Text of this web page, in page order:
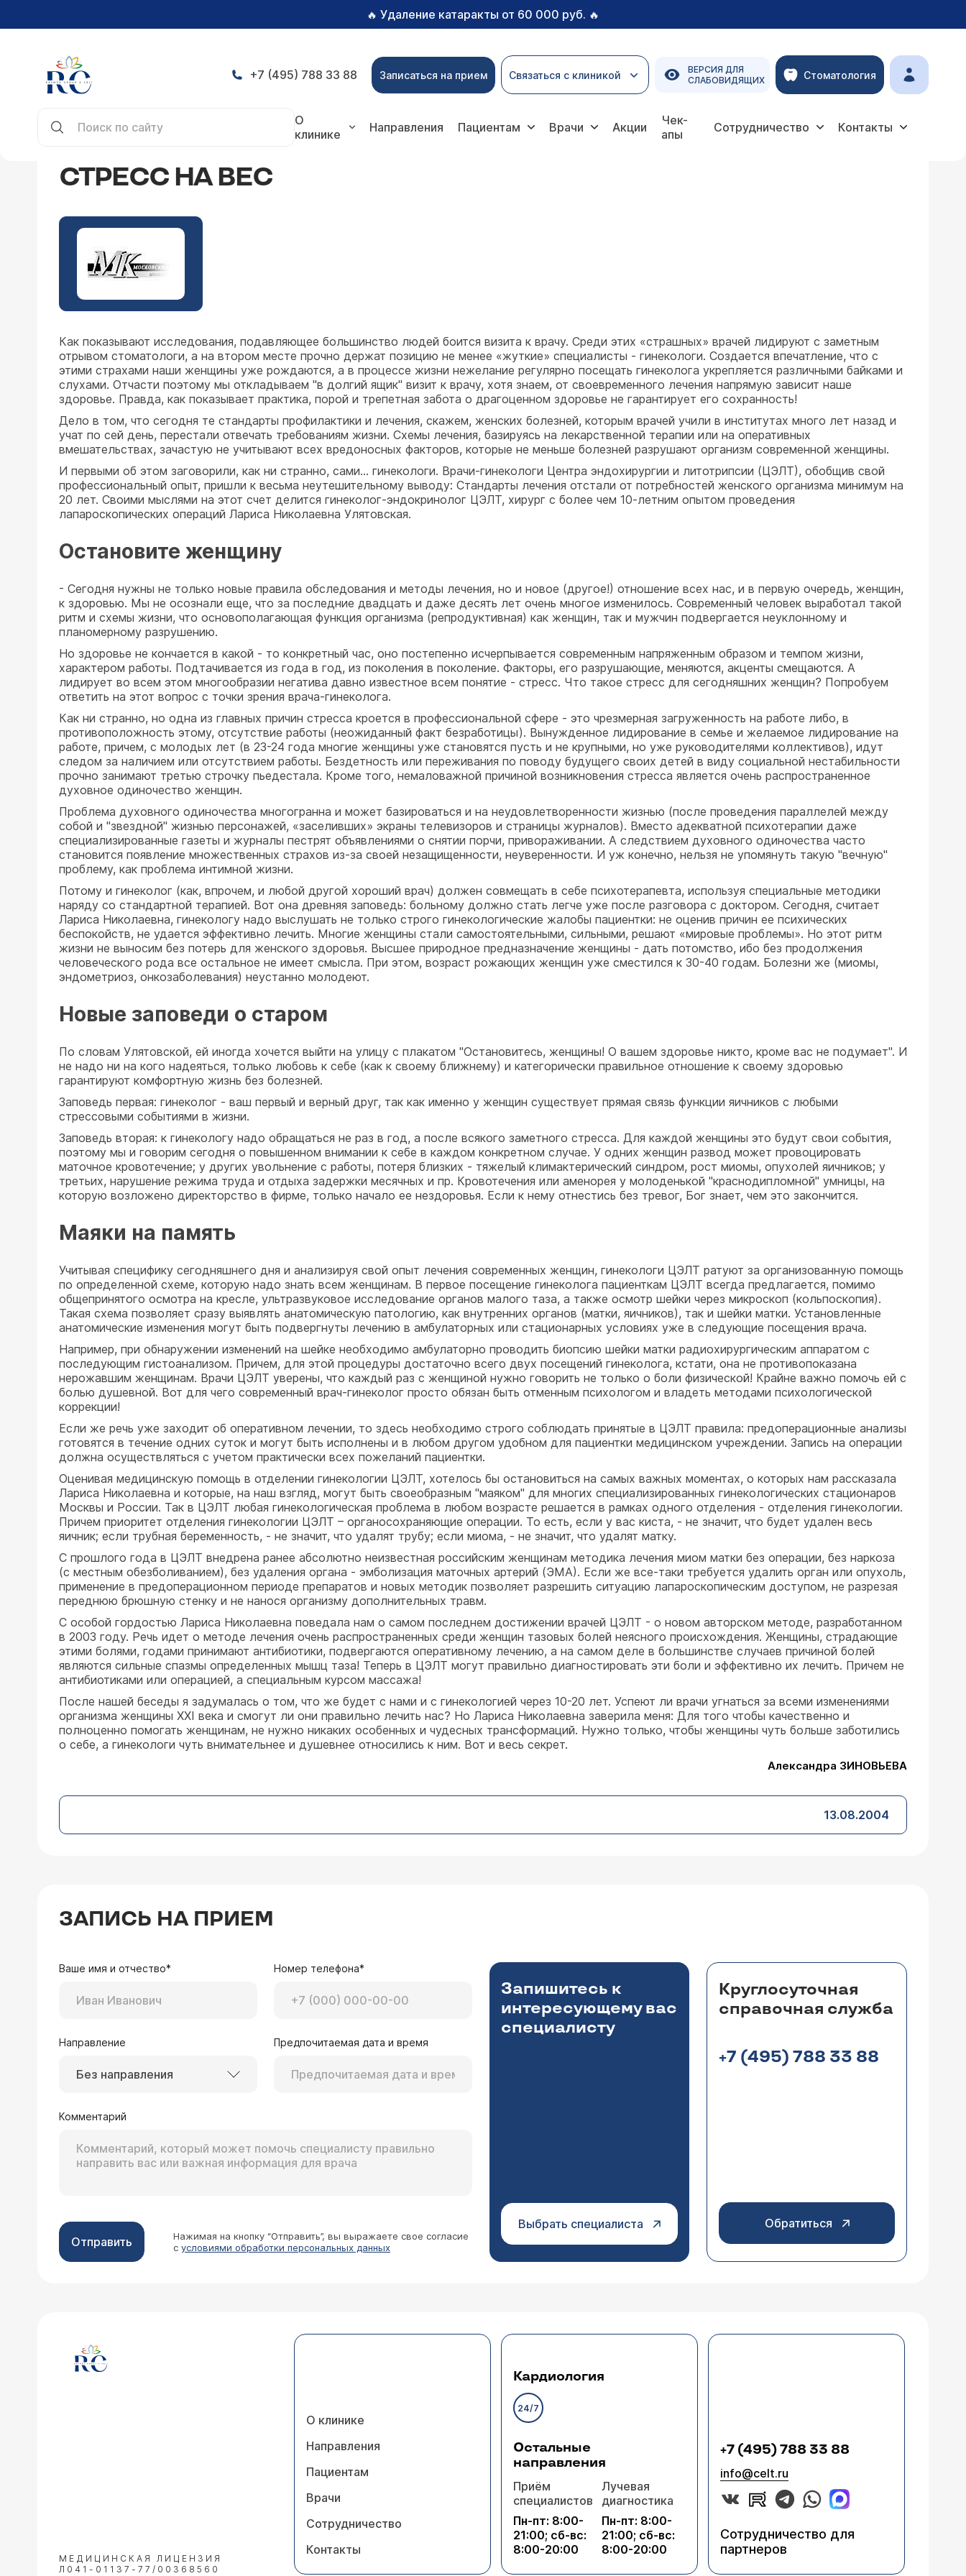
🔥 Удаление катаракты от 60 000 руб. 🔥
+7 (495) 788 33 88 Записаться на прием Связаться с клиникой
ВЕРСИЯ ДЛЯ
СЛАБОВИДЯЩИХ
Стоматология
О
клинике
Направления Пациентам Врачи Акции
Чек-
апы
Сотрудничество Контакты
СТРЕСС НА ВЕС
Как показывают исследования, подавляющее большинство людей боится визита к врачу. Среди этих «страшных» врачей лидируют с заметным
отрывом стоматологи, а на втором месте прочно держат позицию не менее «жуткие» специалисты - гинекологи. Создается впечатление, что с
этими страхами наши женщины уже рождаются, а в процессе жизни нежелание регулярно посещать гинеколога укрепляется различными байками и
слухами. Отчасти поэтому мы откладываем "в долгий ящик" визит к врачу, хотя знаем, от своевременного лечения напрямую зависит наше
здоровье. Правда, как показывает практика, порой и трепетная забота о драгоценном здоровье не гарантирует его сохранность!
Дело в том, что сегодня те стандарты профилактики и лечения, скажем, женских болезней, которым врачей учили в институтах много лет назад и
учат по сей день, перестали отвечать требованиям жизни. Схемы лечения, базируясь на лекарственной терапии или на оперативных
вмешательствах, зачастую не учитывают всех вредоносных факторов, которые не меньше болезней разрушают организм современной женщины.
И первыми об этом заговорили, как ни странно, сами... гинекологи. Врачи-гинекологи Центра эндохирургии и литотрипсии (ЦЭЛТ), обобщив свой
профессиональный опыт, пришли к весьма неутешительному выводу: Стандарты лечения отстали от потребностей женского организма минимум на
20 лет. Своими мыслями на этот счет делится гинеколог-эндокринолог ЦЭЛТ, хирург с более чем 10-летним опытом проведения
лапароскопических операций Лариса Николаевна Улятовская.
Остановите женщину
- Сегодня нужны не только новые правила обследования и методы лечения, но и новое (другое!) отношение всех нас, и в первую очередь, женщин,
к здоровью. Мы не осознали еще, что за последние двадцать и даже десять лет очень многое изменилось. Современный человек выработал такой
ритм и схемы жизни, что основополагающая функция организма (репродуктивная) как женщин, так и мужчин подвергается неуклонному и
планомерному разрушению.
Но здоровье не кончается в какой - то конкретный час, оно постепенно исчерпывается современным напряженным образом и темпом жизни,
характером работы. Подтачивается из года в год, из поколения в поколение. Факторы, его разрушающие, меняются, акценты смещаются. А
лидирует во всем этом многообразии негатива давно известное всем понятие - стресс. Что такое стресс для сегодняшних женщин? Попробуем
ответить на этот вопрос с точки зрения врача-гинеколога.
Как ни странно, но одна из главных причин стресса кроется в профессиональной сфере - это чрезмерная загруженность на работе либо, в
противоположность этому, отсутствие работы (неожиданный факт безработицы). Вынужденное лидирование в семье и желаемое лидирование на
работе, причем, с молодых лет (в 23-24 года многие женщины уже становятся пусть и не крупными, но уже руководителями коллективов), идут
следом за наличием или отсутствием работы. Бездетность или переживания по поводу будущего своих детей в виду социальной нестабильности
прочно занимают третью строчку пьедестала. Кроме того, немаловажной причиной возникновения стресса является очень распространенное
духовное одиночество женщин.
Проблема духовного одиночества многогранна и может базироваться и на неудовлетворенности жизнью (после проведения параллелей между
собой и "звездной" жизнью персонажей, «заселивших» экраны телевизоров и страницы журналов). Вместо адекватной психотерапии даже
специализированные газеты и журналы пестрят объявлениями о снятии порчи, привораживании. А следствием духовного одиночества часто
становится появление множественных страхов из-за своей незащищенности, неуверенности. И уж конечно, нельзя не упомянуть такую "вечную"
проблему, как проблема интимной жизни.
Потому и гинеколог (как, впрочем, и любой другой хороший врач) должен совмещать в себе психотерапевта, используя специальные методики
наряду со стандартной терапией. Вот она древняя заповедь: больному должно стать легче уже после разговора с доктором. Сегодня, считает
Лариса Николаевна, гинекологу надо выслушать не только строго гинекологические жалобы пациентки: не оценив причин ее психических
беспокойств, не удается эффективно лечить. Многие женщины стали самостоятельными, сильными, решают «мировые проблемы». Но этот ритм
жизни не выносим без потерь для женского здоровья. Высшее природное предназначение женщины - дать потомство, ибо без продолжения
человеческого рода все остальное не имеет смысла. При этом, возраст рожающих женщин уже сместился к 30-40 годам. Болезни же (миомы,
эндометриоз, онкозаболевания) неустанно молодеют.
Новые заповеди о старом
По словам Улятовской, ей иногда хочется выйти на улицу с плакатом "Остановитесь, женщины! О вашем здоровье никто, кроме вас не подумает". И
не надо ни на кого надеяться, только любовь к себе (как к своему ближнему) и категорически правильное отношение к своему здоровью
гарантируют комфортную жизнь без болезней.
Заповедь первая: гинеколог - ваш первый и верный друг, так как именно у женщин существует прямая связь функции яичников с любыми
стрессовыми событиями в жизни.
Заповедь вторая: к гинекологу надо обращаться не раз в год, а после всякого заметного стресса. Для каждой женщины это будут свои события,
поэтому мы и говорим сегодня о повышенном внимании к себе в каждом конкретном случае. У одних женщин развод может провоцировать
маточное кровотечение; у других увольнение с работы, потеря близких - тяжелый климактерический синдром, рост миомы, опухолей яичников; у
третьих, нарушение режима труда и отдыха задержки месячных и пр. Кровотечения или аменорея у молоденькой "краснодипломной" умницы, на
которую возложено директорство в фирме, только начало ее нездоровья. Если к нему отнестись без тревог, Бог знает, чем это закончится.
Маяки на память
Учитывая специфику сегодняшнего дня и анализируя свой опыт лечения современных женщин, гинекологи ЦЭЛТ ратуют за организованную помощь
по определенной схеме, которую надо знать всем женщинам. В первое посещение гинеколога пациенткам ЦЭЛТ всегда предлагается, помимо
общепринятого осмотра на кресле, ультразвуковое исследование органов малого таза, а также осмотр шейки через микроскоп (кольпоскопия).
Такая схема позволяет сразу выявлять анатомическую патологию, как внутренних органов (матки, яичников), так и шейки матки. Установленные
анатомические изменения могут быть подвергнуты лечению в амбулаторных или стационарных условиях уже в следующие посещения врача.
Например, при обнаружении изменений на шейке необходимо амбулаторно проводить биопсию шейки матки радиохирургическим аппаратом с
последующим гистоанализом. Причем, для этой процедуры достаточно всего двух посещений гинеколога, кстати, она не противопоказана
нерожавшим женщинам. Врачи ЦЭЛТ уверены, что каждый раз с женщиной нужно говорить не только о боли физической! Крайне важно помочь ей с
болью душевной. Вот для чего современный врач-гинеколог просто обязан быть отменным психологом и владеть методами психологической
коррекции!
Если же речь уже заходит об оперативном лечении, то здесь необходимо строго соблюдать принятые в ЦЭЛТ правила: предоперационные анализы
готовятся в течение одних суток и могут быть исполнены и в любом другом удобном для пациентки медицинском учреждении. Запись на операции
должна осуществляться с учетом практически всех пожеланий пациентки.
Оценивая медицинскую помощь в отделении гинекологии ЦЭЛТ, хотелось бы остановиться на самых важных моментах, о которых нам рассказала
Лариса Николаевна и которые, на наш взгляд, могут быть своеобразным "маяком" для многих специализированных гинекологических стационаров
Москвы и России. Так в ЦЭЛТ любая гинекологическая проблема в любом возрасте решается в рамках одного отделения - отделения гинекологии.
Причем приоритет отделения гинекологии ЦЭЛТ – органосохраняющие операции. То есть, если у вас киста, - не значит, что будет удален весь
яичник; если трубная беременность, - не значит, что удалят трубу; если миома, - не значит, что удалят матку.
С прошлого года в ЦЭЛТ внедрена ранее абсолютно неизвестная российским женщинам методика лечения миом матки без операции, без наркоза
(с местным обезболиванием), без удаления органа - эмболизация маточных артерий (ЭМА). Если же все-таки требуется удалить орган или опухоль,
применение в предоперационном периоде препаратов и новых методик позволяет разрешить ситуацию лапароскопическим доступом, не разрезая
переднюю брюшную стенку и не нанося организму дополнительных травм.
С особой гордостью Лариса Николаевна поведала нам о самом последнем достижении врачей ЦЭЛТ - о новом авторском методе, разработанном
в 2003 году. Речь идет о методе лечения очень распространенных среди женщин тазовых болей неясного происхождения. Женщины, страдающие
этими болями, годами принимают антибиотики, подвергаются оперативному лечению, а на самом деле в большинстве случаев причиной болей
являются сильные спазмы определенных мышц таза! Теперь в ЦЭЛТ могут правильно диагностировать эти боли и эффективно их лечить. Причем не
антибиотиками или операцией, а специальным курсом массажа!
После нашей беседы я задумалась о том, что же будет с нами и с гинекологией через 10-20 лет. Успеют ли врачи угнаться за всеми изменениями
организма женщины XXI века и смогут ли они правильно лечить нас? Но Лариса Николаевна заверила меня: Для того чтобы качественно и
полноценно помогать женщинам, не нужно никаких особенных и чудесных трансформаций. Нужно только, чтобы женщины чуть больше заботились
о себе, а гинекологи чуть внимательнее и душевнее относились к ним. Вот и весь секрет.
Александра ЗИНОВЬЕВА
13.08.2004
ЗАПИСЬ НА ПРИЕМ
Ваше имя и отчество* Номер телефона*
Направление
Без направления
Предпочитаемая дата и время
Комментарий
Отправить
Нажимая на кнопку “Отправить”, вы выражаете свое согласие
с условиями обработки персональных данных
Запишитесь к
интересующему вас
специалисту
Выбрать специалиста
Круглосуточная
справочная служба
+7 (495) 788 33 88
Обратиться
МЕДИЦИНСКАЯ ЛИЦЕНЗИЯ
Л041-01137-77/00368560
О клинике
Направления
Пациентам
Врачи
Сотрудничество
Контакты
Кардиология
24/7
Остальные
направления
Приём
специалистов
Пн-пт: 8:00-
21:00; сб-вс:
8:00-20:00
Лучевая
диагностика
Пн-пт: 8:00-
21:00; сб-вс:
8:00-20:00
+7 (495) 788 33 88
info@celt.ru
Сотрудничество для
партнеров